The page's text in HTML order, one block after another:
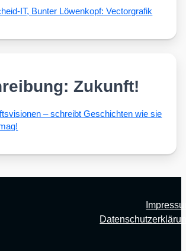
Zukunft!
– schreibt Geschich­ten wie sie